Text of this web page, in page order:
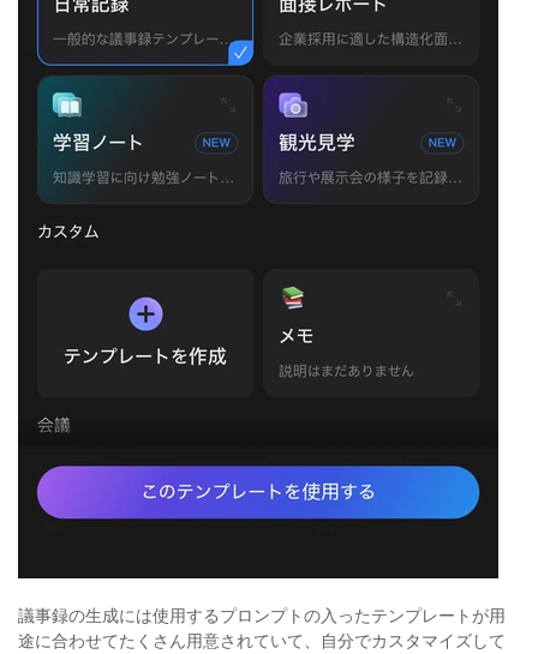
議事録の生成には使用するプロンプトの入ったテンプレートが用
途に合わせてたくさん用意されていて、自分でカスタマイズして